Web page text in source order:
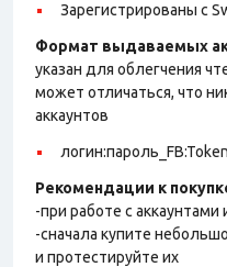
Зарегистрированы с
Формат выдаваемых
указан для облегчения
может отличаться, что
аккаунтов
Рекомендации к
-при работе с аккаунтами
-сначала купите
и протестируйте их